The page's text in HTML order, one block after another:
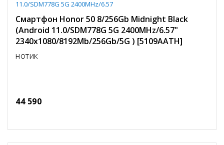
Смартфон Honor 50 8/256Gb Midnight Black
(Android 11.0/SDM778G 5G 2400MHz/6.57"
2340x1080/8192Mb/256Gb/5G ) [5109AATH]
НОТИК
44 590